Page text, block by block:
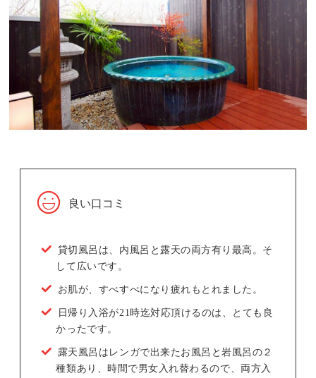
良い口コミ
貸切風呂は、内風呂と露天の両方有り最高。そ
して広いです。
お肌が、すべすべになり疲れもとれました。
日帰り入浴が21時迄対応頂けるのは、とても良
かったです。
露天風呂はレンガで出来たお風呂と岩風呂の２
種類あり、時間で男女入れ替わるので、両方入